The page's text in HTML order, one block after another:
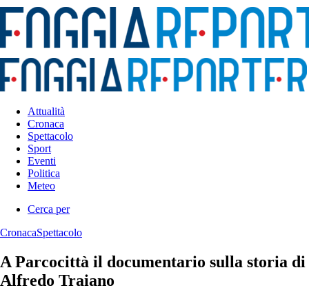
Attualità
Cronaca
Spettacolo
Sport
Eventi
Politica
Meteo
Cerca per
CronacaSpettacolo
A Parcocittà il documentario sulla storia di
Alfredo Traiano